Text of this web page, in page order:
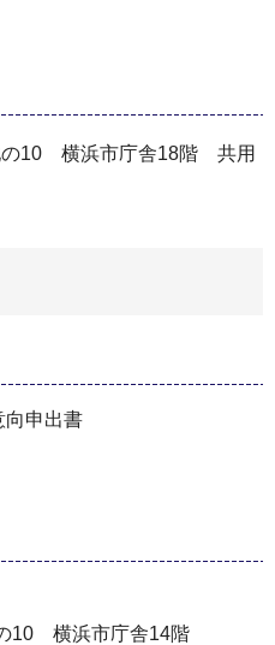
の10 横浜市庁舎18階 共用
向申出書
10 横浜市庁舎14階